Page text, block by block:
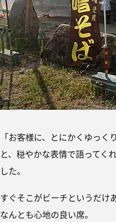
「お客様に、とにかくゆっく
と、穏やかな表情で語ってく
した。
すぐそこがビーチというだけ
なんとも心地の良い席。